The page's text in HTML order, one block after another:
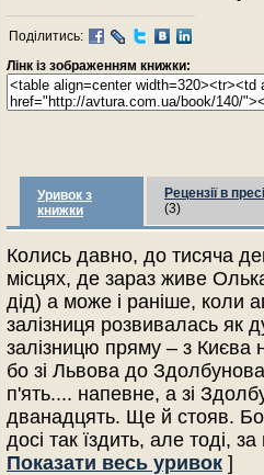
Поділитись:
Лінк із зображенням книжки:
Уривок з
книжки
Рецензії в пресі
(3)
Колись давно, до тисяча
місцях, де зараз живе
дід) а може і раніше, коли
залізниця розвивалась як
залізницю пряму – з Києва
бо зі Львова до Здолбунова
п'ять.... напевне, а зі
дванадцять. Ще й стояв. Бо
досі так їздить, але тоді,
Показати весь уривок ]